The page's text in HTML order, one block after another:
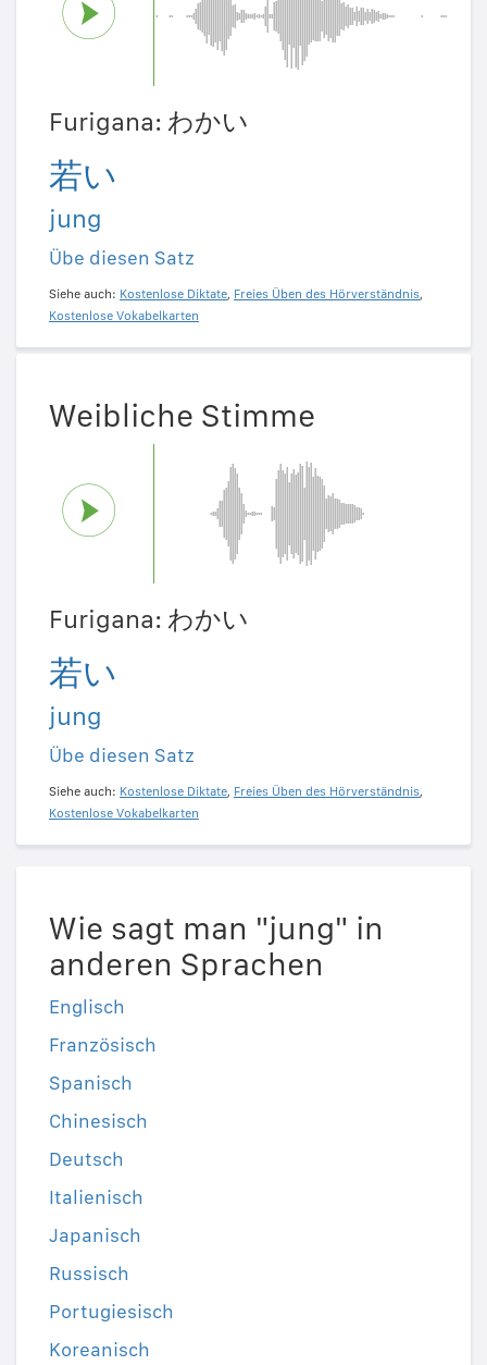
Furigana: わかい
若い
jung
Übe diesen Satz
Siehe auch: Kostenlose Diktate, Freies Üben des Hörverständnis,
Kostenlose Vokabelkarten
Weibliche Stimme
Furigana: わかい
若い
jung
Übe diesen Satz
Siehe auch: Kostenlose Diktate, Freies Üben des Hörverständnis,
Kostenlose Vokabelkarten
Wie sagt man "jung" in
anderen Sprachen
Englisch
Französisch
Spanisch
Chinesisch
Deutsch
Italienisch
Japanisch
Russisch
Portugiesisch
Koreanisch